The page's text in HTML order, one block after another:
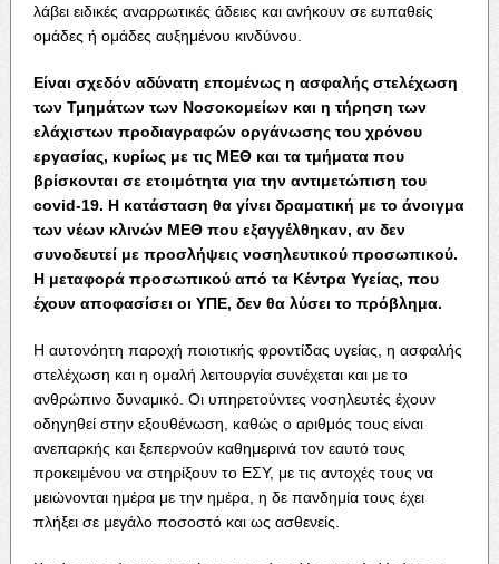
λάβει ειδικές αναρρωτικές άδειες και ανήκουν σε ευπαθείς
ομάδες ή ομάδες αυξημένου κινδύνου.
Είναι σχεδόν αδύνατη επομένως η ασφαλής στελέχωση
των Τμημάτων των Νοσοκομείων και η τήρηση των
ελάχιστων προδιαγραφών οργάνωσης του χρόνου
εργασίας, κυρίως με τις ΜΕΘ και τα τμήματα που
βρίσκονται σε ετοιμότητα για την αντιμετώπιση του
covid-19. Η κατάσταση θα γίνει δραματική με το άνοιγμα
των νέων κλινών ΜΕΘ που εξαγγέλθηκαν, αν δεν
συνοδευτεί με προσλήψεις νοσηλευτικού προσωπικού.
Η μεταφορά προσωπικού από τα Κέντρα Υγείας, που
έχουν αποφασίσει οι ΥΠΕ, δεν θα λύσει το πρόβλημα.
Η αυτονόητη παροχή ποιοτικής φροντίδας υγείας, η ασφαλής
στελέχωση και η ομαλή λειτουργία συνέχεται και με το
ανθρώπινο δυναμικό. Οι υπηρετούντες νοσηλευτές έχουν
οδηγηθεί στην εξουθένωση, καθώς ο αριθμός τους είναι
ανεπαρκής και ξεπερνούν καθημερινά τον εαυτό τους
προκειμένου να στηρίξουν το ΕΣΥ, με τις αντοχές τους να
μειώνονται ημέρα με την ημέρα, η δε πανδημία τους έχει
πλήξει σε μεγάλο ποσοστό και ως ασθενείς.